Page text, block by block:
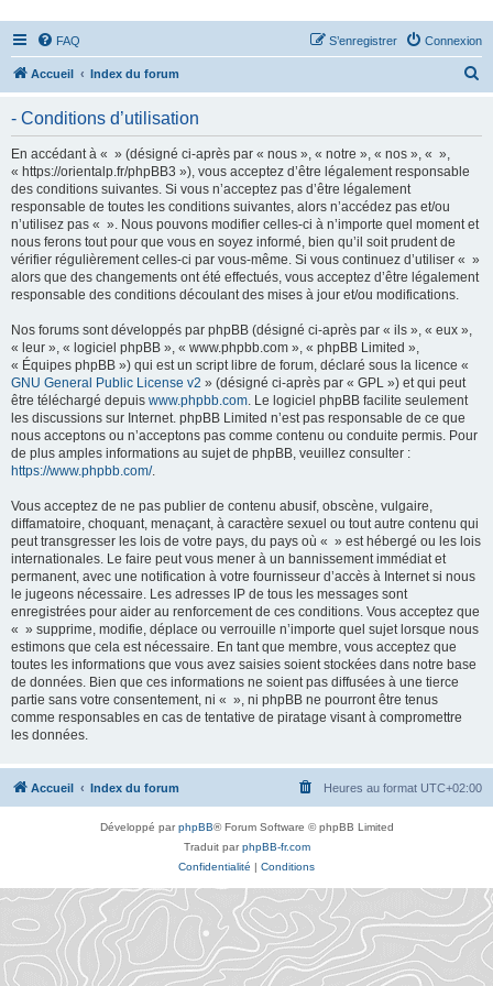
FAQ Connexion
S’enregistrer
Accueil Index du forum
- Conditions d’utilisation
En accédant à « » (désigné ci-après par « nous », « notre », « nos », « »,
« https://orientalp.fr/phpBB3 »), vous acceptez d’être légalement responsable
des conditions suivantes. Si vous n’acceptez pas d’être légalement
responsable de toutes les conditions suivantes, alors n’accédez pas et/ou
n’utilisez pas « ». Nous pouvons modifier celles-ci à n’importe quel moment et
nous ferons tout pour que vous en soyez informé, bien qu’il soit prudent de
vérifier régulièrement celles-ci par vous-même. Si vous continuez d’utiliser « »
alors que des changements ont été effectués, vous acceptez d’être légalement
responsable des conditions découlant des mises à jour et/ou modifications.
Nos forums sont développés par phpBB (désigné ci-après par « ils », « eux »,
« leur », « logiciel phpBB », « www.phpbb.com », « phpBB Limited »,
« Équipes phpBB ») qui est un script libre de forum, déclaré sous la licence «
GNU General Public License v2 » (désigné ci-après par « GPL ») et qui peut
être téléchargé depuis www.phpbb.com. Le logiciel phpBB facilite seulement
les discussions sur Internet. phpBB Limited n’est pas responsable de ce que
nous acceptons ou n’acceptons pas comme contenu ou conduite permis. Pour
de plus amples informations au sujet de phpBB, veuillez consulter :
https://www.phpbb.com/.
Vous acceptez de ne pas publier de contenu abusif, obscène, vulgaire,
diffamatoire, choquant, menaçant, à caractère sexuel ou tout autre contenu qui
peut transgresser les lois de votre pays, du pays où « » est hébergé ou les lois
internationales. Le faire peut vous mener à un bannissement immédiat et
permanent, avec une notification à votre fournisseur d’accès à Internet si nous
le jugeons nécessaire. Les adresses IP de tous les messages sont
enregistrées pour aider au renforcement de ces conditions. Vous acceptez que
« » supprime, modifie, déplace ou verrouille n’importe quel sujet lorsque nous
estimons que cela est nécessaire. En tant que membre, vous acceptez que
toutes les informations que vous avez saisies soient stockées dans notre base
de données. Bien que ces informations ne soient pas diffusées à une tierce
partie sans votre consentement, ni « », ni phpBB ne pourront être tenus
comme responsables en cas de tentative de piratage visant à compromettre
les données.
Accueil Index du forum Heures au format UTC+02:00
Développé parphpBB® Forum Software © phpBB Limited
Traduit parphpBB-fr.com
Confidentialité | Conditions